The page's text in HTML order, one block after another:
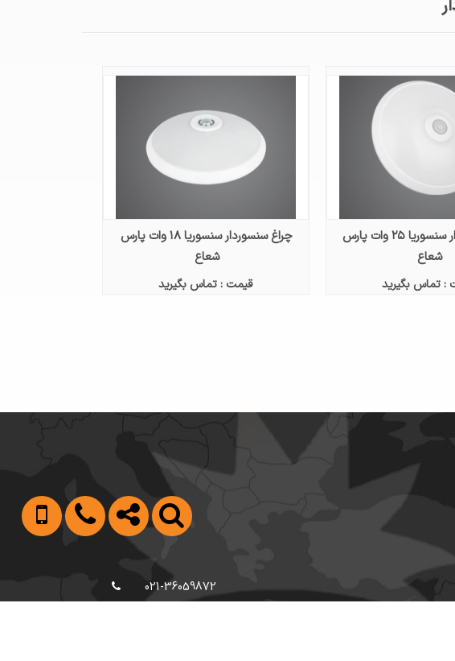
چراغ سنسوردار سنسوریا ۲۵ وات پارس
شعاع
: تماس بگیرید
چراغ سنسوردار سنسوریا ۱۸ وات پارس
شعاع
قیمت : تماس بگیرید
021-36059872